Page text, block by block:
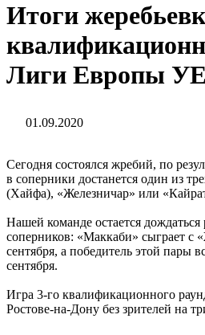
Итоги
Лиги Европы
01.09.2020
Сегодня состоялся жребий, по
в соперники достанется один из
(Хайфа), «Железничар» или
Нашей команде остается дождаться
соперников: «Маккаби» сыграет с
сентября, а победитель этой пары
сентября.
Игра 3-го квалификационного
Ростове-на-Дону без зрителей на